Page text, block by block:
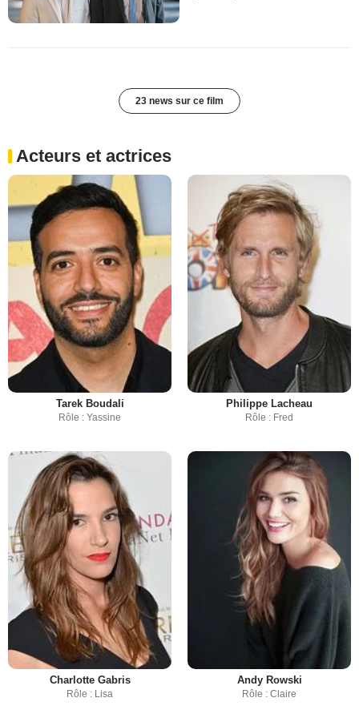
23 news sur ce film
Acteurs et actrices
Tarek Boudali
Rôle : Yassine
Philippe Lacheau
Rôle : Fred
Charlotte Gabris
Rôle : Lisa
Andy Rowski
Rôle : Claire